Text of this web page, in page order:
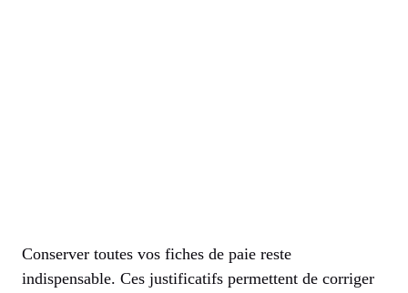
Conserver toutes vos fiches de paie reste
indispensable. Ces justificatifs permettent de corriger